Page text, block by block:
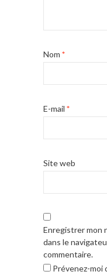
Nom *
E-mail *
Site web
Enregistrer mon
dans le
commentaire.
Prévenez-moi